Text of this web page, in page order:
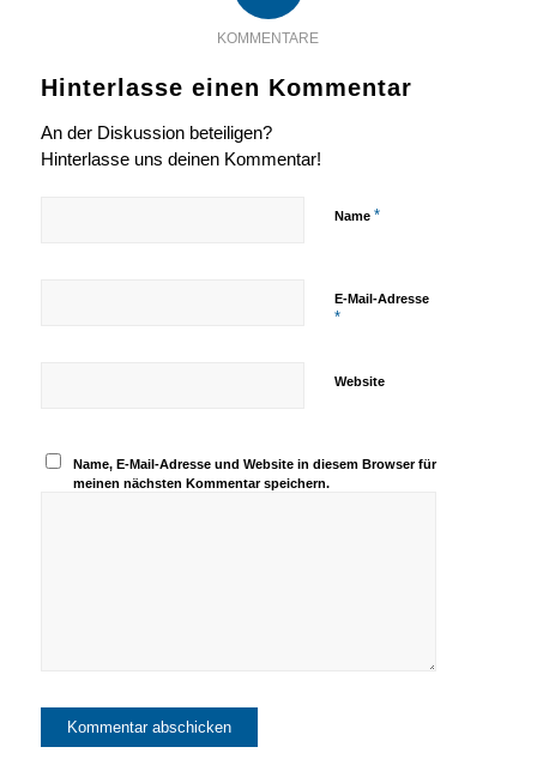
KOMMENTARE
Hinterlasse einen Kommentar
An der Diskussion beteiligen?
Hinterlasse uns deinen Kommentar!
Name *
E-Mail-Adresse
*
Website
Name, E-Mail-Adresse und Website in diesem Browser für
meinen nächsten Kommentar speichern.